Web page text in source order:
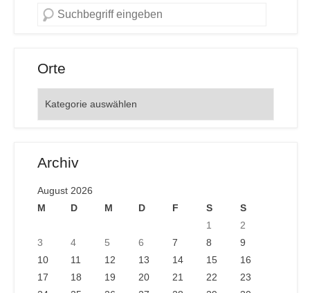
Orte
Archiv
August 2026
M
D M D F S
S
1
2
3
4 5 6 7 8
9
10
11 12 13 14 15
16
17
18 19 20 21 22
23